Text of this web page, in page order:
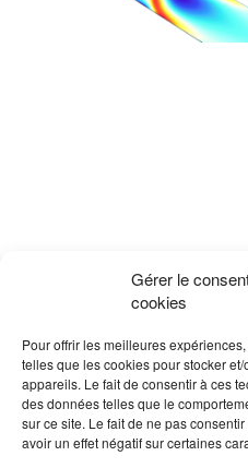
Gérer le
cookies
Pour offrir les meilleures
telles que les cookies pour stocker
appareils. Le fait de consentir à ces
des données telles que le
sur ce site. Le fait de ne pas
avoir un effet négatif sur certaines